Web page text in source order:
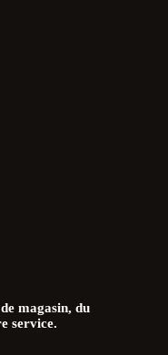
magasin, du
service.